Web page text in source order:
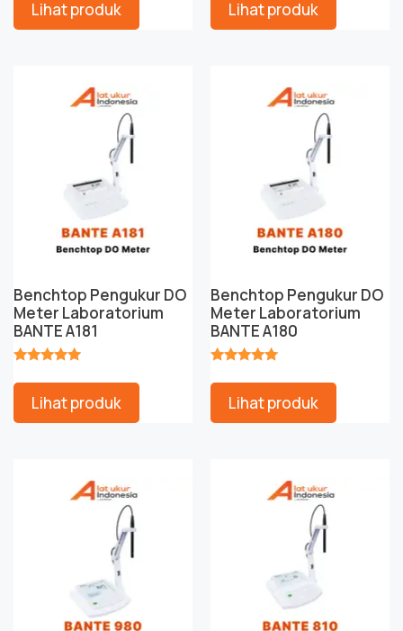
Lihat produk Lihat produk
Benchtop Pengukur DO
Meter Laboratorium
BANTE A181
Lihat produk
Benchtop Pengukur DO
Meter Laboratorium
BANTE A180
Lihat produk